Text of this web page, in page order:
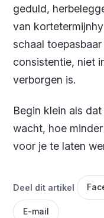
geduld,
van
schaal
consistentie, niet
verborgen is.
Begin klein als
wacht, hoe
voor je te laten
Deel dit artikel
E-mail